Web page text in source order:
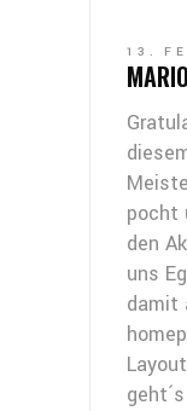
13.
pocht
den
uns
damit